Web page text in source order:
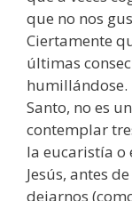
que no nos
Ciertamente
últimas
humillándose.
Santo, no es
contemplar
la eucaristía o
Jesús, antes
dejarnos